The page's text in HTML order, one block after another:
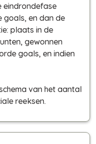
eindrondefase
goals, en dan de
plaats in de
gewonnen
goals, en indien
van het aantal
reeksen.